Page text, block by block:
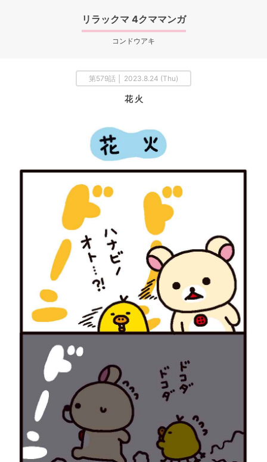
リラックマ 4クママンガ
コンドウアキ
第579話 │ 2023.8.24 (Thu)
花 火